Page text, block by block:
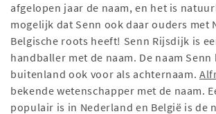
afgelopen jaar de naam, en het is
mogelijk dat Senn ook daar ouders met
Belgische roots heeft! Senn Rijsdijk is
handballer met de naam. De naam
buitenland ook voor als achternaam.
bekende wetenschapper met de naam.
populair is in Nederland en België is de